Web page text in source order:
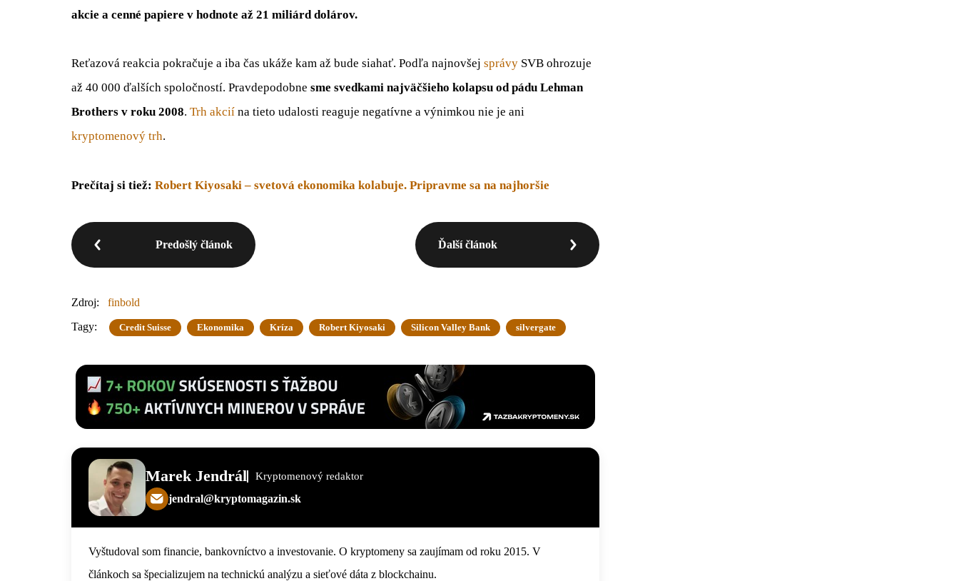
akcie a cenné papiere v hodnote až 21 miliárd dolárov.
Reťazová reakcia pokračuje a iba čas ukáže kam až bude siahať. Podľa najnovšej správy SVB ohrozuje
až 40 000 ďalších spoločností. Pravdepodobne sme svedkami najväčšieho kolapsu od pádu Lehman
Brothers v roku 2008. Trh akcií na tieto udalosti reaguje negatívne a výnimkou nie je ani
kryptomenový trh.
Prečítaj si tiež: Robert Kiyosaki – svetová ekonomika kolabuje. Pripravme sa na najhoršie
Predošlý článok Ďalší článok
Zdroj:
finbold
Tagy:
Credit Suisse Ekonomika Kríza Robert Kiyosaki Silicon Valley Bank silvergate
Marek Jendrál Kryptomenový redaktor
jendral@kryptomagazin.sk
Vyštudoval som financie, bankovníctvo a investovanie. O kryptomeny sa zaujímam od roku 2015. V
článkoch sa špecializujem na technickú analýzu a sieťové dáta z blockchainu.